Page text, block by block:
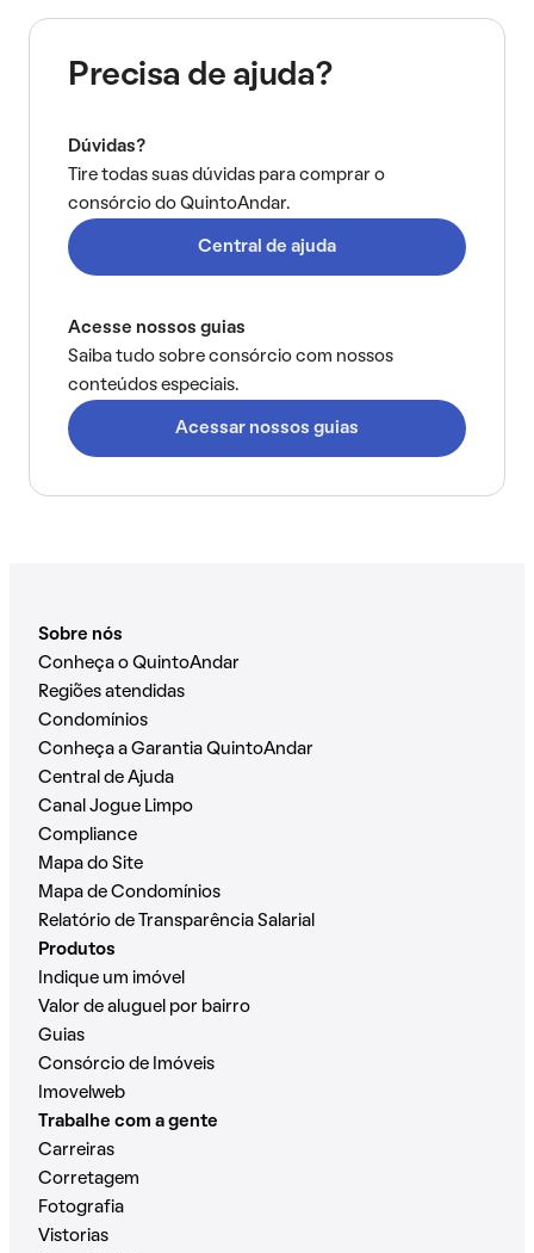
Precisa de ajuda?
Dúvidas?
Tire todas suas dúvidas para comprar o
consórcio do QuintoAndar.
Central de ajuda
Acesse nossos guias
Saiba tudo sobre consórcio com nossos
conteúdos especiais.
Acessar nossos guias
Sobre nós
Conheça o QuintoAndar
Regiões atendidas
Condomínios
Conheça a Garantia QuintoAndar
Central de Ajuda
Canal Jogue Limpo
Compliance
Mapa do Site
Mapa de Condomínios
Relatório de Transparência Salarial
Produtos
Indique um imóvel
Valor de aluguel por bairro
Guias
Consórcio de Imóveis
Imovelweb
Trabalhe com a gente
Carreiras
Corretagem
Fotografia
Vistorias